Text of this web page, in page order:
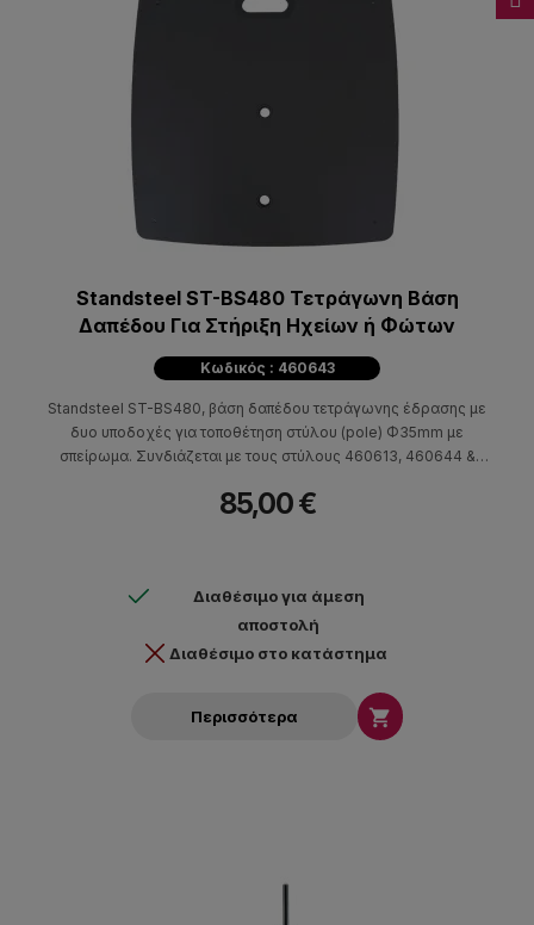
Standsteel ST-BS480 Τετράγωνη Βάση
Δαπέδου Για Στήριξη Ηχείων ή Φώτων
Κωδικός : 460643
Standsteel ST-BS480, βάση δαπέδου τετράγωνης έδρασης με
δυο υποδοχές για τοποθέτηση στύλου (pole) Φ35mm με
σπείρωμα. Συνδιάζεται με τους στύλους 460613, 460644 &
εξοπλισμού.
85,00 €
Διαθέσιμο για άμεση
αποστολή
Διαθέσιμο στο κατάστημα
Περισσότερα 